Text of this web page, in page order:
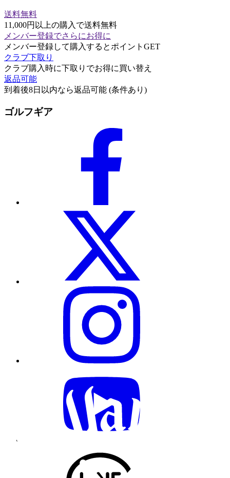
送料無料
11,000円以上の購入で送料無料
メンバー登録でさらにお得に
メンバー登録して購入するとポイントGET
クラブ下取り
クラブ購入時に下取りでお得に買い替え
返品可能
到着後8日以内なら返品可能 (条件あり)
ゴルフギア